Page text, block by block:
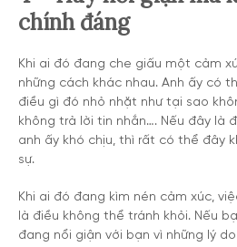
chính đáng
Khi ai đó đang che giấu một cảm
những cách khác nhau. Anh ấy có
điều gì đó nhỏ nhặt như tại sao
không trả lời tin nhắn…. Nếu đây là
anh ấy khó chịu, thì rất có thể đây
sự.
Khi ai đó đang kìm nén cảm xúc,
là điều không thể tránh khỏi. Nếu
đang nổi giận với bạn vì những lý